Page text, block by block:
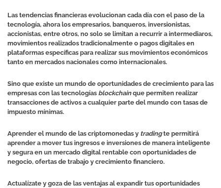
Las tendencias financieras evolucionan cada día con el paso de la
tecnología, ahora los empresarios, banqueros, inversionistas,
accionistas, entre otros, no solo se limitan a recurrir a intermediaros,
movimientos realizados tradicionalmente o pagos digitales en
plataformas específicas para realizar sus movimientos económicos
tanto en mercados nacionales como internacionales.
Sino que existe un mundo de oportunidades de crecimiento para las
empresas con las tecnologías blockchainque permiten realizar
transacciones de activos a cualquier parte del mundo con tasas de
impuesto mínimas.
Aprender el mundo de las criptomonedas y tradingte permitirá
aprender a mover tus ingresos e inversiones de manera inteligente
y segura en un mercado digital rentable con oportunidades de
negocio, ofertas de trabajo y crecimiento financiero.
Actualízate y goza de las ventajas al expandir tus oportunidades